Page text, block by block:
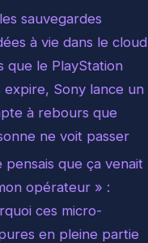
sauvegardes
à vie dans le cloud
que le PlayStation
expire, Sony lance un
à rebours que
ne voit passer
pensais que ça venait
opérateur » :
ces micro-
en pleine partie